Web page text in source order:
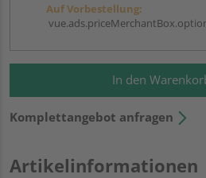
Auf Vorbestellung:
In den
Komplettangebot anfragen
Artikelinformationen